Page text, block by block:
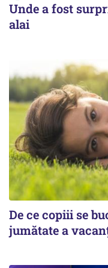
Unde a fost
alai
De ce copiii se
jumătate a